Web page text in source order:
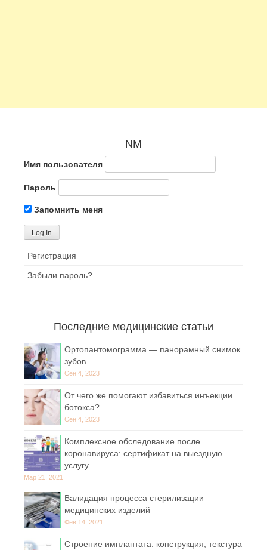
NM
Имя пользователя
Пароль
Запомнить меня
Регистрация
Забыли пароль?
Последние медицинские статьи
Ортопантомограмма — панорамный снимок
зубов
Сен 4, 2023
От чего же помогают избавиться инъекции
ботокса?
Сен 4, 2023
Комплексное обследование после
коронавируса: сертификат на выездную
услугу
Мар 21, 2021
Валидация процесса стерилизации
медицинских изделий
Фев 14, 2021
Строение имплантата: конструкция, текстура